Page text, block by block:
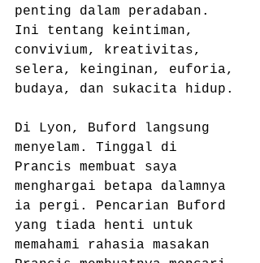
penting dalam peradaban.
Ini tentang keintiman,
convivium, kreativitas,
selera, keinginan, euforia,
budaya, dan sukacita hidup.
Di Lyon, Buford langsung
menyelam. Tinggal di
Prancis membuat saya
menghargai betapa dalamnya
ia pergi. Pencarian Buford
yang tiada henti untuk
memahami rahasia masakan